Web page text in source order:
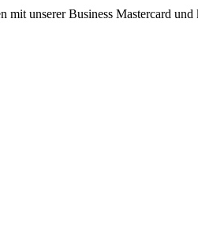
unserer Business Mastercard und